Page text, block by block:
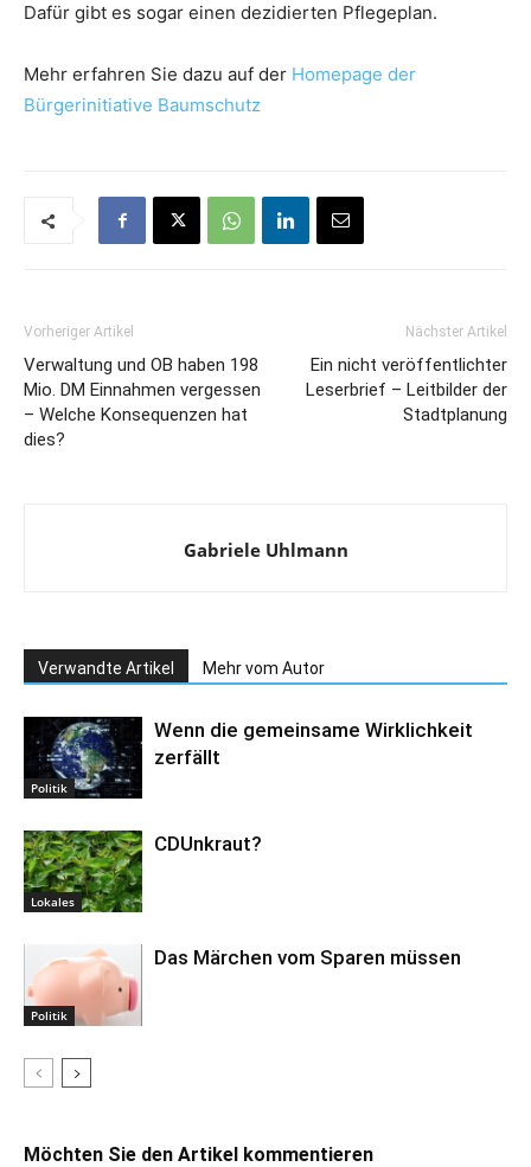
Dafür gibt es sogar einen dezidierten Pflegeplan.
Mehr erfahren Sie dazu auf der Homepage der
Bürgerinitiative Baumschutz
Vorheriger Artikel
Verwaltung und OB haben 198
Mio. DM Einnahmen vergessen
– Welche Konsequenzen hat
dies?
Nächster Artikel
Ein nicht veröffentlichter
Leserbrief – Leitbilder der
Stadtplanung
Gabriele Uhlmann
Verwandte Artikel Mehr vom Autor
Politik
Wenn die gemeinsame Wirklichkeit
zerfällt
Lokales
CDUnkraut?
Politik
Das Märchen vom Sparen müssen
Möchten Sie den Artikel kommentieren